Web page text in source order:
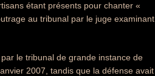
étant présents pour chanter «
au tribunal par le juge examinant
le tribunal de grande instance de
2007, tandis que la défense avait